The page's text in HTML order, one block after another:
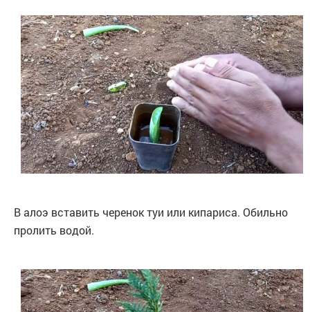
В алоэ вставить черенок туи или кипариса. Обильно
пролить водой.